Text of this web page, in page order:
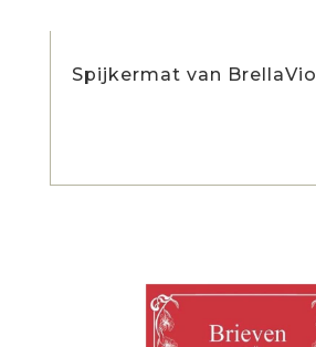
Spijkermat van BrellaVio